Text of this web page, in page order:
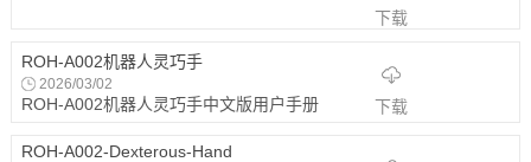
下载
ROH-A002机器人灵巧手
2026/03/02
ROH-A002机器人灵巧手中文版用户手册 下载
ROH-A002-Dexterous-Hand